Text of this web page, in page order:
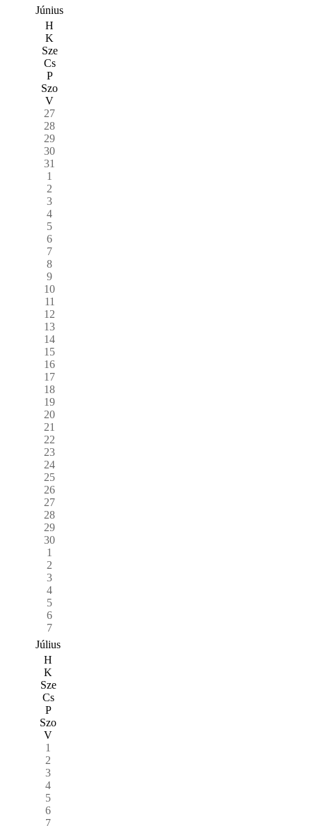
Június
H
K
Sze
Cs
P
Szo
V
27
28
29
30
31
1
2
3
4
5
6
7
8
9
10
11
12
13
14
15
16
17
18
19
20
21
22
23
24
25
26
27
28
29
30
1
2
3
4
5
6
7
Július
H
K
Sze
Cs
P
Szo
V
1
2
3
4
5
6
7